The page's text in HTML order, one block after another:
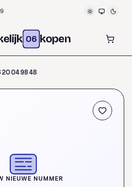
06 kopen
20049848
NIEUWE NUMMER